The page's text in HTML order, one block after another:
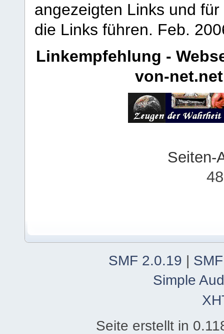
angezeigten Links und
die Links führen. Feb.
Linkempfehlung -
von-net.net
Seiten-
SMF 2.0.19 |
Simple
Seite erstellt in